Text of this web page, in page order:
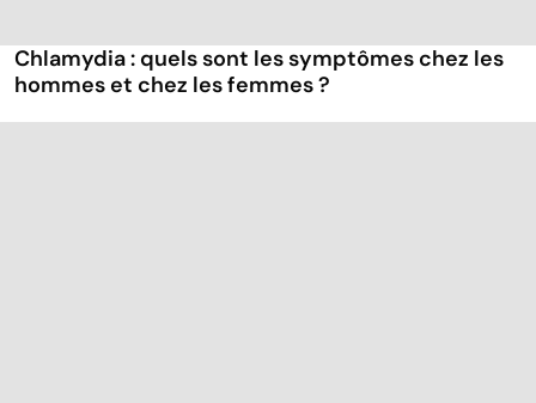
Chlamydia : quels sont les symptômes chez les
hommes et chez les femmes ?